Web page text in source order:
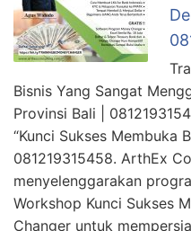
Bisnis Yang Sangat
Provinsi Bali |
“Kunci Sukses Membuka
081219315458. ArthEx
menyelenggarakan
Workshop Kunci Sukses
Changer untuk